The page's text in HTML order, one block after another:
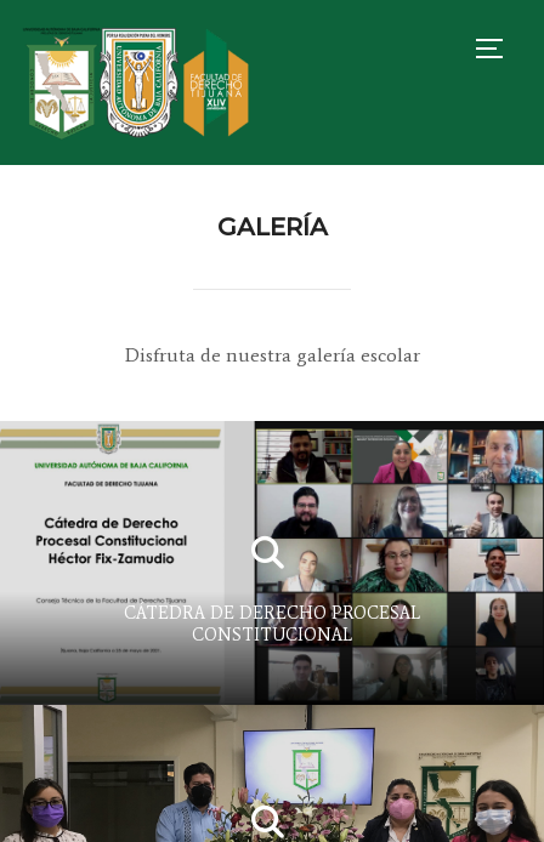
GALERÍA
Disfruta de nuestra galería escolar
CÁTEDRA DE DERECHO PROCESAL
CONSTITUCIONAL